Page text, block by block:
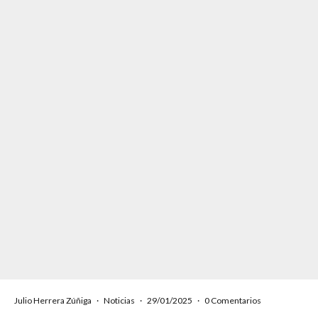
Julio Herrera Zúñiga · Noticias · 29/01/2025 · 0 Comentarios